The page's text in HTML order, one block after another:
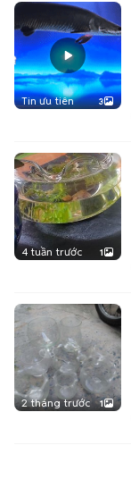
Tin ưu tiên 3
4 tuần trước 1
2 tháng trước 1